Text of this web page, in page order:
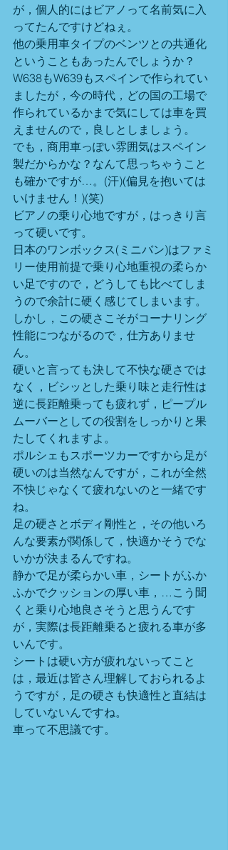
が，個人的にはビアノって名前気に入
ってたんですけどねぇ。
他の乗用車タイプのベンツとの共通化
ということもあったんでしょうか？
W638もW639もスペインで作られてい
ましたが，今の時代，どの国の工場で
作られているかまで気にしては車を買
えませんので，良しとしましょう。
でも，商用車っぽい雰囲気はスペイン
製だからかな？なんて思っちゃうこと
も確かですが…。(汗)(偏見を抱いては
いけません！)(笑)
ビアノの乗り心地ですが，はっきり言
って硬いです。
日本のワンボックス(ミニバン)はファミ
リー使用前提で乗り心地重視の柔らか
い足ですので，どうしても比べてしま
うので余計に硬く感じてしまいます。
しかし，この硬さこそがコーナリング
性能につながるので，仕方ありませ
ん。
硬いと言っても決して不快な硬さでは
なく，ビシッとした乗り味と走行性は
逆に長距離乗っても疲れず，ピープル
ムーバーとしての役割をしっかりと果
たしてくれますよ。
ポルシェもスポーツカーですから足が
硬いのは当然なんですが，これが全然
不快じゃなくて疲れないのと一緒です
ね。
足の硬さとボディ剛性と，その他いろ
んな要素が関係して，快適かそうでな
いかが決まるんですね。
静かで足が柔らかい車，シートがふか
ふかでクッションの厚い車，…こう聞
くと乗り心地良さそうと思うんです
が，実際は長距離乗ると疲れる車が多
いんです。
シートは硬い方が疲れないってこと
は，最近は皆さん理解しておられるよ
うですが，足の硬さも快適性と直結は
していないんですね。
車って不思議です。